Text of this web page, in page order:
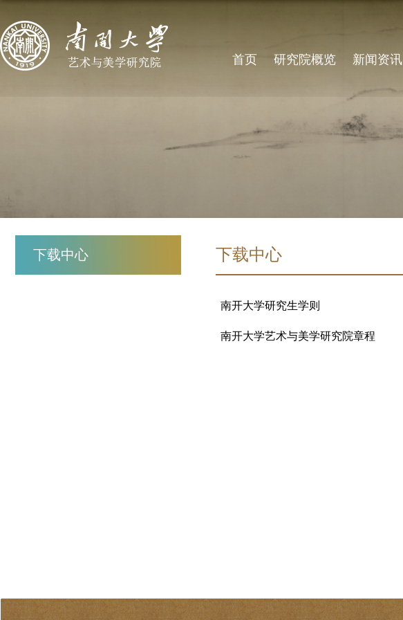
首页 研究院概览 新闻资讯
下载中心 下载中心
南开大学研究生学则
南开大学艺术与美学研究院章程